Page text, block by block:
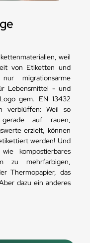
weil
von Etiketten und
migrationsarme
Lebensmittel - und
gem. EN 13432
verblüffen: Weil so
gerade auf rauen,
erzielt, können
werden! Und
kompostierbares
zu mehrfarbigen,
Thermopapier, das
dazu ein anderes